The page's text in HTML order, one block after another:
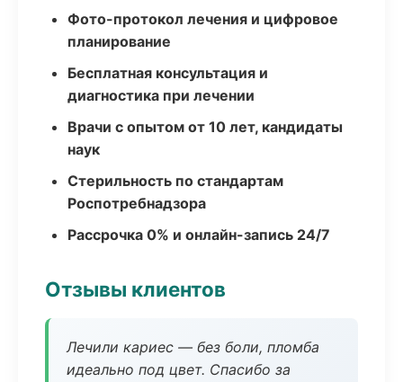
Фото-протокол лечения и цифровое
планирование
Бесплатная консультация и
диагностика при лечении
Врачи с опытом от 10 лет, кандидаты
наук
Стерильность по стандартам
Роспотребнадзора
Рассрочка 0% и онлайн-запись 24/7
Отзывы клиентов
Лечили кариес — без боли, пломба
идеально под цвет. Спасибо за